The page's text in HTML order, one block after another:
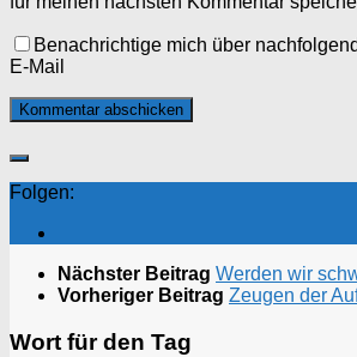
Benachrichtige mich über
E-Mail
Folgen:
Nächster Beitrag Werden wir
Vorheriger Beitrag Zeugen der
Wort für den Tag